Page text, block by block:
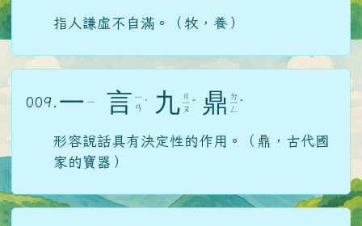
指人謙虛不自滿。（牧，養）
009. 一 ㄧ 言 ㄧ
ㄢ ˊ 九 ㄐ
ㄧ
ㄡ
ˇ 鼎 ㄉ
ㄧ
ㄥ
ˇ
形容說話具有決定性的作用。（鼎，古代國
家的寶器）